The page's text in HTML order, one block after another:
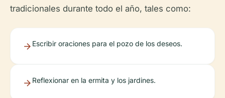
tradicionales durante todo el año, tales como:
Escribir oraciones para el pozo de los deseos.
Reflexionar en la ermita y los jardines.